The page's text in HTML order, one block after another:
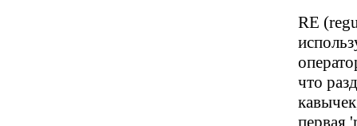
RE
что
первая